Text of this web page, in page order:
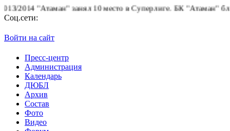
"Атаман" занял 10 место в Суперлиге.БК "Атаман"
Соц.сети:
Войти на сайт
Пресс-центр
Администрация
Календарь
ДЮБЛ
Архив
Состав
Фото
Видео